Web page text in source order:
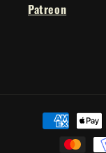
Patreon
Payment
methods